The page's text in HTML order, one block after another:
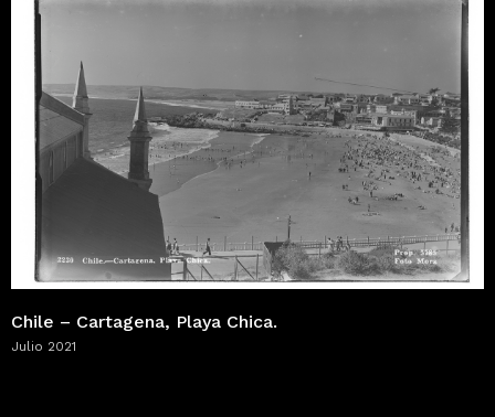
Chile – Cartagena, Playa Chica.
Julio 2021